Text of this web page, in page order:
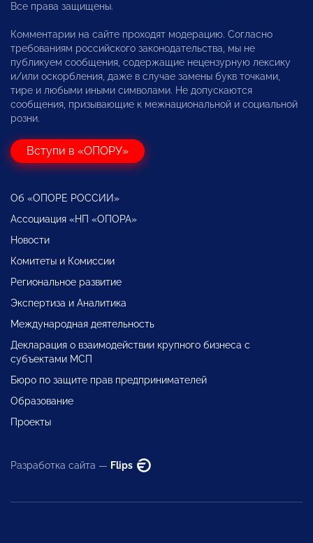
Все права защищены.
Комментарии на сайте проходят модерацию. Согласно
требованиям российского законодательства, мы не
публикуем сообщения, содержащие нецензурную лексику
и/или оскорбления, даже в случае замены букв точками,
тире и любыми иными символами. Не допускаются
сообщения, призывающие к межнациональной и социальной
розни.
Вступи в «ОПОРУ»
Об «ОПОРЕ РОССИИ»
Ассоциация «НП «ОПОРА»
Новости
Комитеты и Комиссии
Региональное развитие
Экспертиза и Аналитика
Международная деятельность
Декларация о взаимодействии крупного бизнеса с
субъектами МСП
Бюро по защите прав предпринимателей
Образование
Проекты
Разработка сайта — Flips